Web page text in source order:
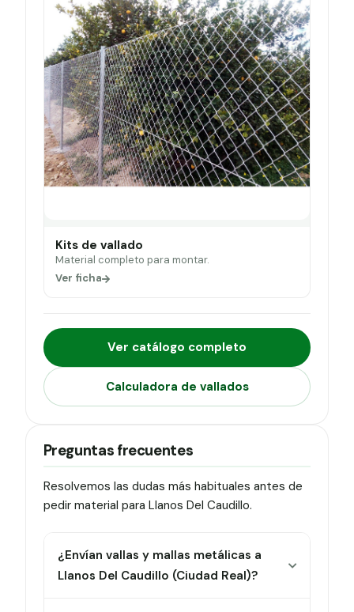
Kits de vallado
Material completo para montar.
Ver ficha
Ver catálogo completo
Calculadora de vallados
Preguntas frecuentes
Resolvemos las dudas más habituales antes de
pedir material para Llanos Del Caudillo.
¿Envían vallas y mallas metálicas a
Llanos Del Caudillo (Ciudad Real)?